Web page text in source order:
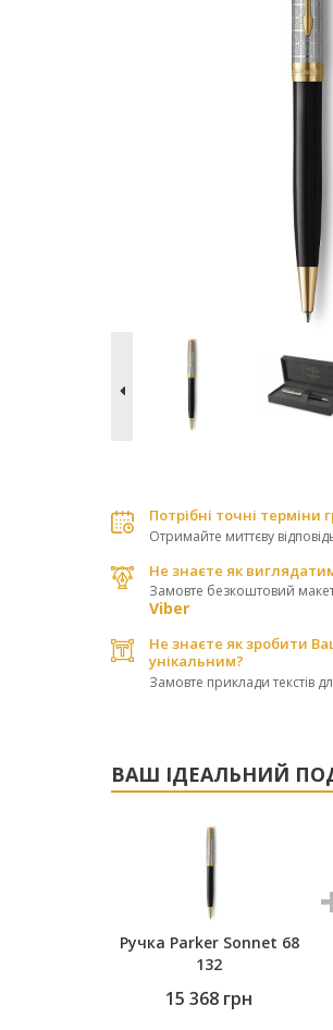
Потрібні точні терміни
Отримайте миттєву
Не знаєте як
Замовте безкоштовий
Viber
Не знаєте як зробити
унікальним?
Замовте приклади текстів
ВАШ ІДЕАЛЬНИЙ
Ручка Parker Sonnet 68
132
15 368 грн